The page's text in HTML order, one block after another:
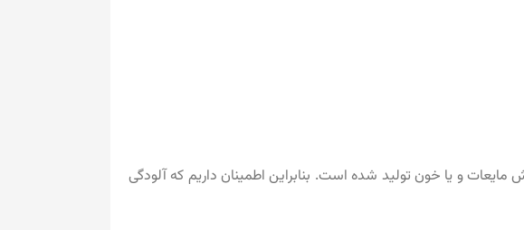
و یا خون تولید شده است. بنابراین اطمینان داریم که آلودگی